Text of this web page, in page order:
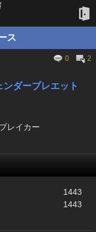
ス
0
2
ダーブレエット
レイカー
1443
1443